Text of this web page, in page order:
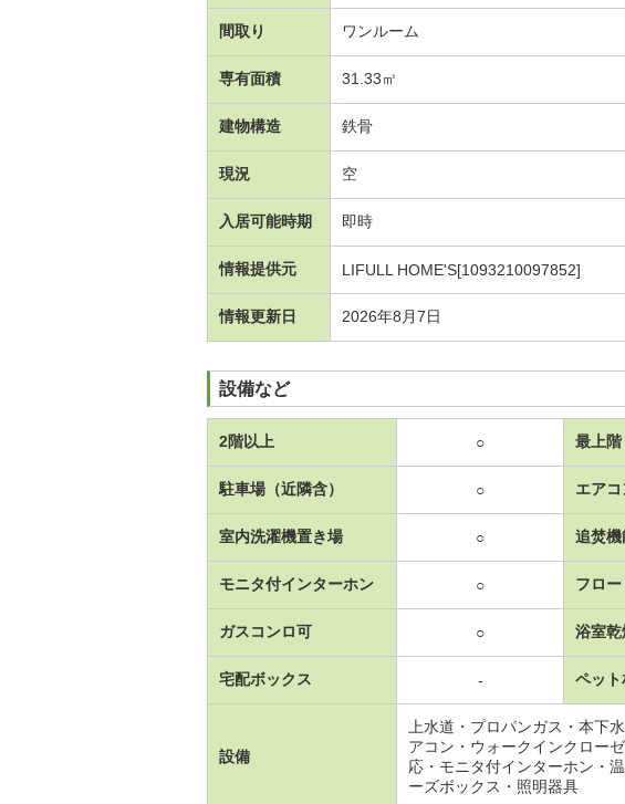
間取り ワンルーム
専有面積 31.33㎡
建物構造 鉄骨
現況 空
入居可能時期 即時
情報提供元 LIFULL HOME'S[1093210097852]
情報更新日 2026年8月7日
設備など
2階以上 ○ 最上階
駐車場（近隣含） ○ エアコ
室内洗濯機置き場 ○ 追焚機
モニタ付インターホン ○ フロ
ガスコンロ可 ○ 浴室乾
宅配ボックス - ペッ
設備
上水道・プロパンガス・本下
アコン・ウォークインクロー
応・モニタ付インターホン・
ーズボックス・照明器具